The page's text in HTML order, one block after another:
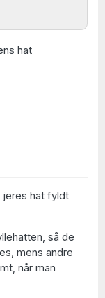
hat
jeres hat fyldt
så de
mens andre
når man